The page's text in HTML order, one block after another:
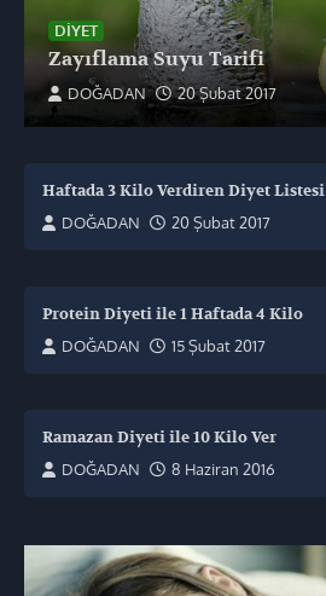
DIYET
Zayıflama Suyu Tarifi
DOĞADAN 20 Şubat 2017
Haftada 3 Kilo Verdiren Diyet Listesi
DOĞADAN
20 Şubat 2017
Protein Diyeti ile 1 Haftada 4 Kilo
DOĞADAN
15 Şubat 2017
Ramazan Diyeti ile 10 Kilo Ver
DOĞADAN
8 Haziran 2016